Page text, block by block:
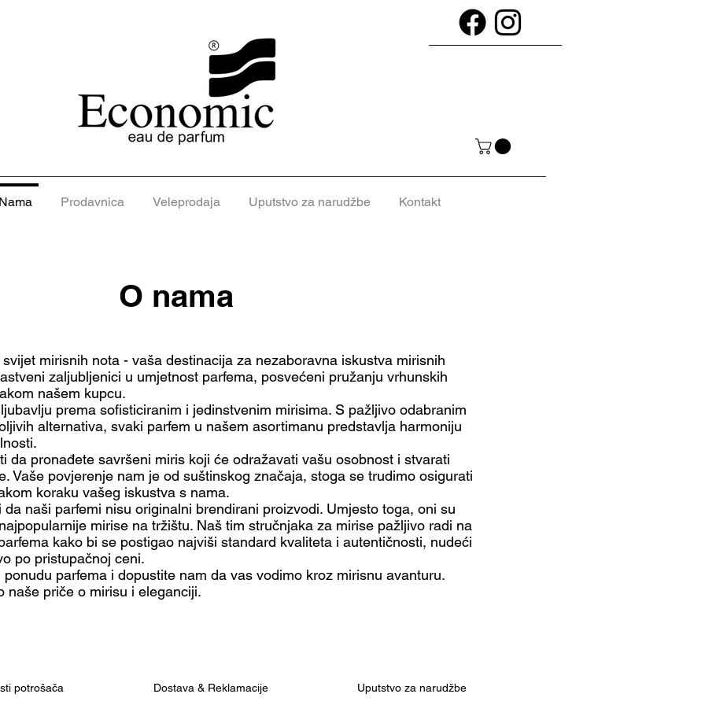
Prodavnica Veleprodaja Uputstvo za narudžbe Kontakt
O nama
mirisnih nota - vaša destinacija za nezaboravna iskustva mirisnih
zaljubljenici u umjetnost parfema, posvećeni pružanju vrhunskih
našem kupcu.
prema sofisticiranim i jedinstvenim mirisima. S pažljivo odabranim
alternativa, svaki parfem u našem asortimanu predstavlja harmoniju
da pronađete savršeni miris koji će odražavati vašu osobnost i stvarati
Vaše povjerenje nam je od suštinskog značaja, stoga se trudimo osigurati
koraku vašeg iskustva s nama.
naši parfemi nisu originalni brendirani proizvodi. Umjesto toga, oni su
mirise na tržištu. Naš tim stručnjaka za mirise pažljivo radi na
kako bi se postigao najviši standard kvaliteta i autentičnosti, nudeći
po pristupačnoj ceni.
parfema i dopustite nam da vas vodimo kroz mirisnu avanturu.
naše priče o mirisu i eleganciji.
potrošača Dostava & Reklamacije Uputstvo za narudžbe